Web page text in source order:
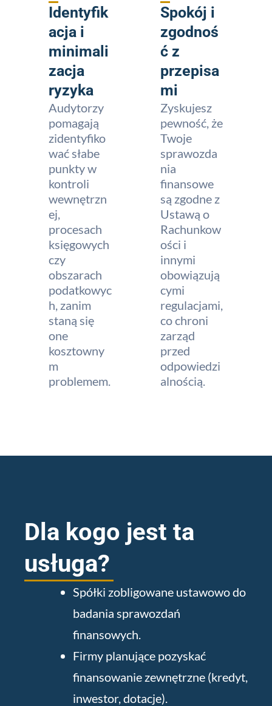
Identyfik
acja i
minimali
zacja
ryzyka
Audytorzy
pomagają
zidentyfiko
wać słabe
punkty w
kontroli
wewnętrzn
ej,
procesach
księgowych
czy
obszarach
podatkowyc
h, zanim
staną się
one
kosztowny
m
problemem.
Spokój i
zgodnoś
ć z
przepisa
mi
Zyskujesz
pewność, że
Twoje
sprawozda
nia
finansowe
są zgodne z
Ustawą o
Rachunkow
ości i
innymi
obowiązują
cymi
regulacjami,
co chroni
zarząd
przed
odpowiedzi
alnością.
Dla kogo jest ta
usługa?
Spółki zobligowane ustawowo do
badania sprawozdań
finansowych.
Firmy planujące pozyskać
finansowanie zewnętrzne (kredyt,
inwestor, dotacje).